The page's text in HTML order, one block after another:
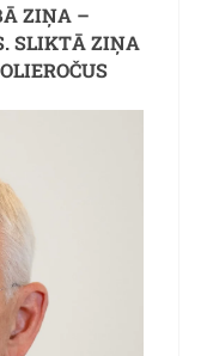
ZIŅA –
SLIKTĀ ZIŅA